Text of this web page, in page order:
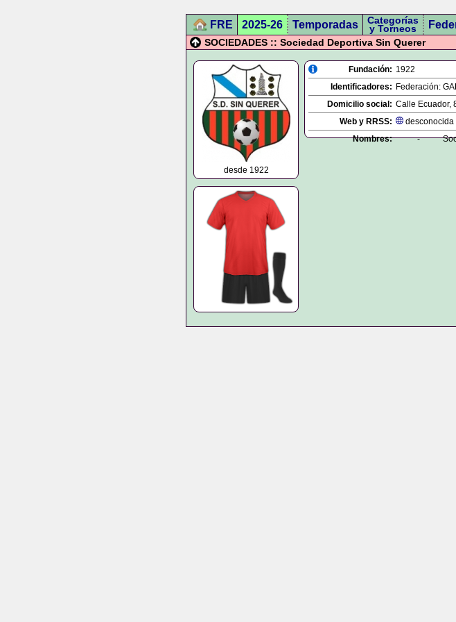
FRE 2025-26 Temporadas Categorías
y Torneos
SOCIEDADES :: Sociedad Deportiva Sin Querer
desde 1922
Fundación: 1922
Identificadores: Federación:
Domicilio social: Calle Ecuador,
Web y RRSS:
desconocida
Nombres:
-